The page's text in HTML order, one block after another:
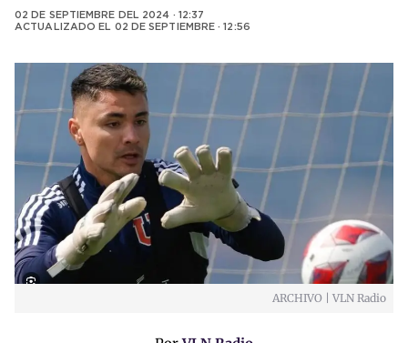
02 DE SEPTIEMBRE DEL 2024 · 12:37
ACTUALIZADO EL 02 DE SEPTIEMBRE · 12:56
ARCHIVO | VLN Radio